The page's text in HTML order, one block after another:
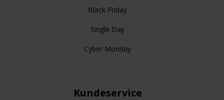
Kundeservice
Black Friday
Single Day
Cyber Monday